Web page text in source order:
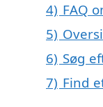
4) FAQ
5)
6) Søg
7) Find